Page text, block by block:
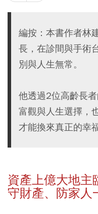
編按：本書作者林
長，在診間與手術
別與人生無常。
他透過2位高齡長
富觀與人生選擇，
才能換來真正的幸福
資產上億大地主
守財產、防家人